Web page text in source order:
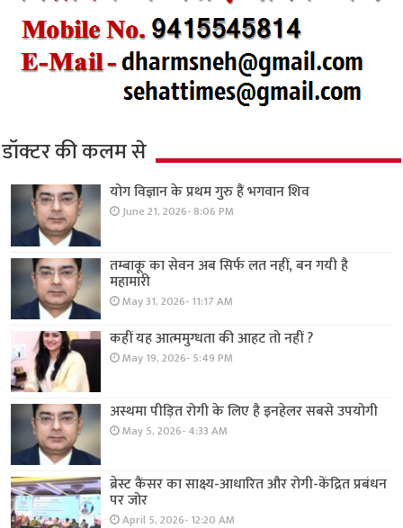
डॉक्टर की कलम से
योग विज्ञान के प्रथम गुरु हैं भगवान शिव
June 21, 2026- 8:06 PM
तम्बाकू का सेवन अब सिर्फ लत नहीं, बन गयी है
महामारी
May 31, 2026- 11:17 AM
कहीं यह आत्ममुग्धता की आहट तो नहीं ?
May 19, 2026- 5:49 PM
अस्थमा पीड़ित रोगी के लिए है इनहेलर सबसे उपयोगी
May 5, 2026- 4:33 AM
ब्रेस्ट कैंसर का साक्ष्य-आधारित और रोगी-केंद्रित प्रबंधन
पर जोर
April 5, 2026- 12:20 AM